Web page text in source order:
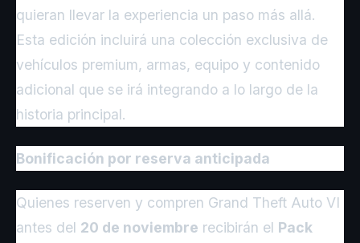
quieran llevar la experiencia un paso más allá.
Esta edición incluirá una colección exclusiva de
vehículos premium, armas, equipo y contenido
adicional que se irá integrando a lo largo de la
historia principal.
Bonificación por reserva anticipada
Quienes reserven y compren Grand Theft Auto VI
antes del 20 de noviembre recibirán el Pack